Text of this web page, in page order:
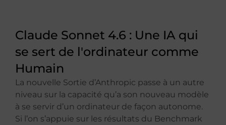
Claude Sonnet 4.6 : Une IA qui
se sert de l'ordinateur comme
Humain
La nouvelle Sortie d’Anthropic passe à un autre
niveau sur la capacité qu’a son nouveau modèle
à se servir d’un ordinateur de façon autonome.
Si l’on s’appuie sur les résultats du Benchmark